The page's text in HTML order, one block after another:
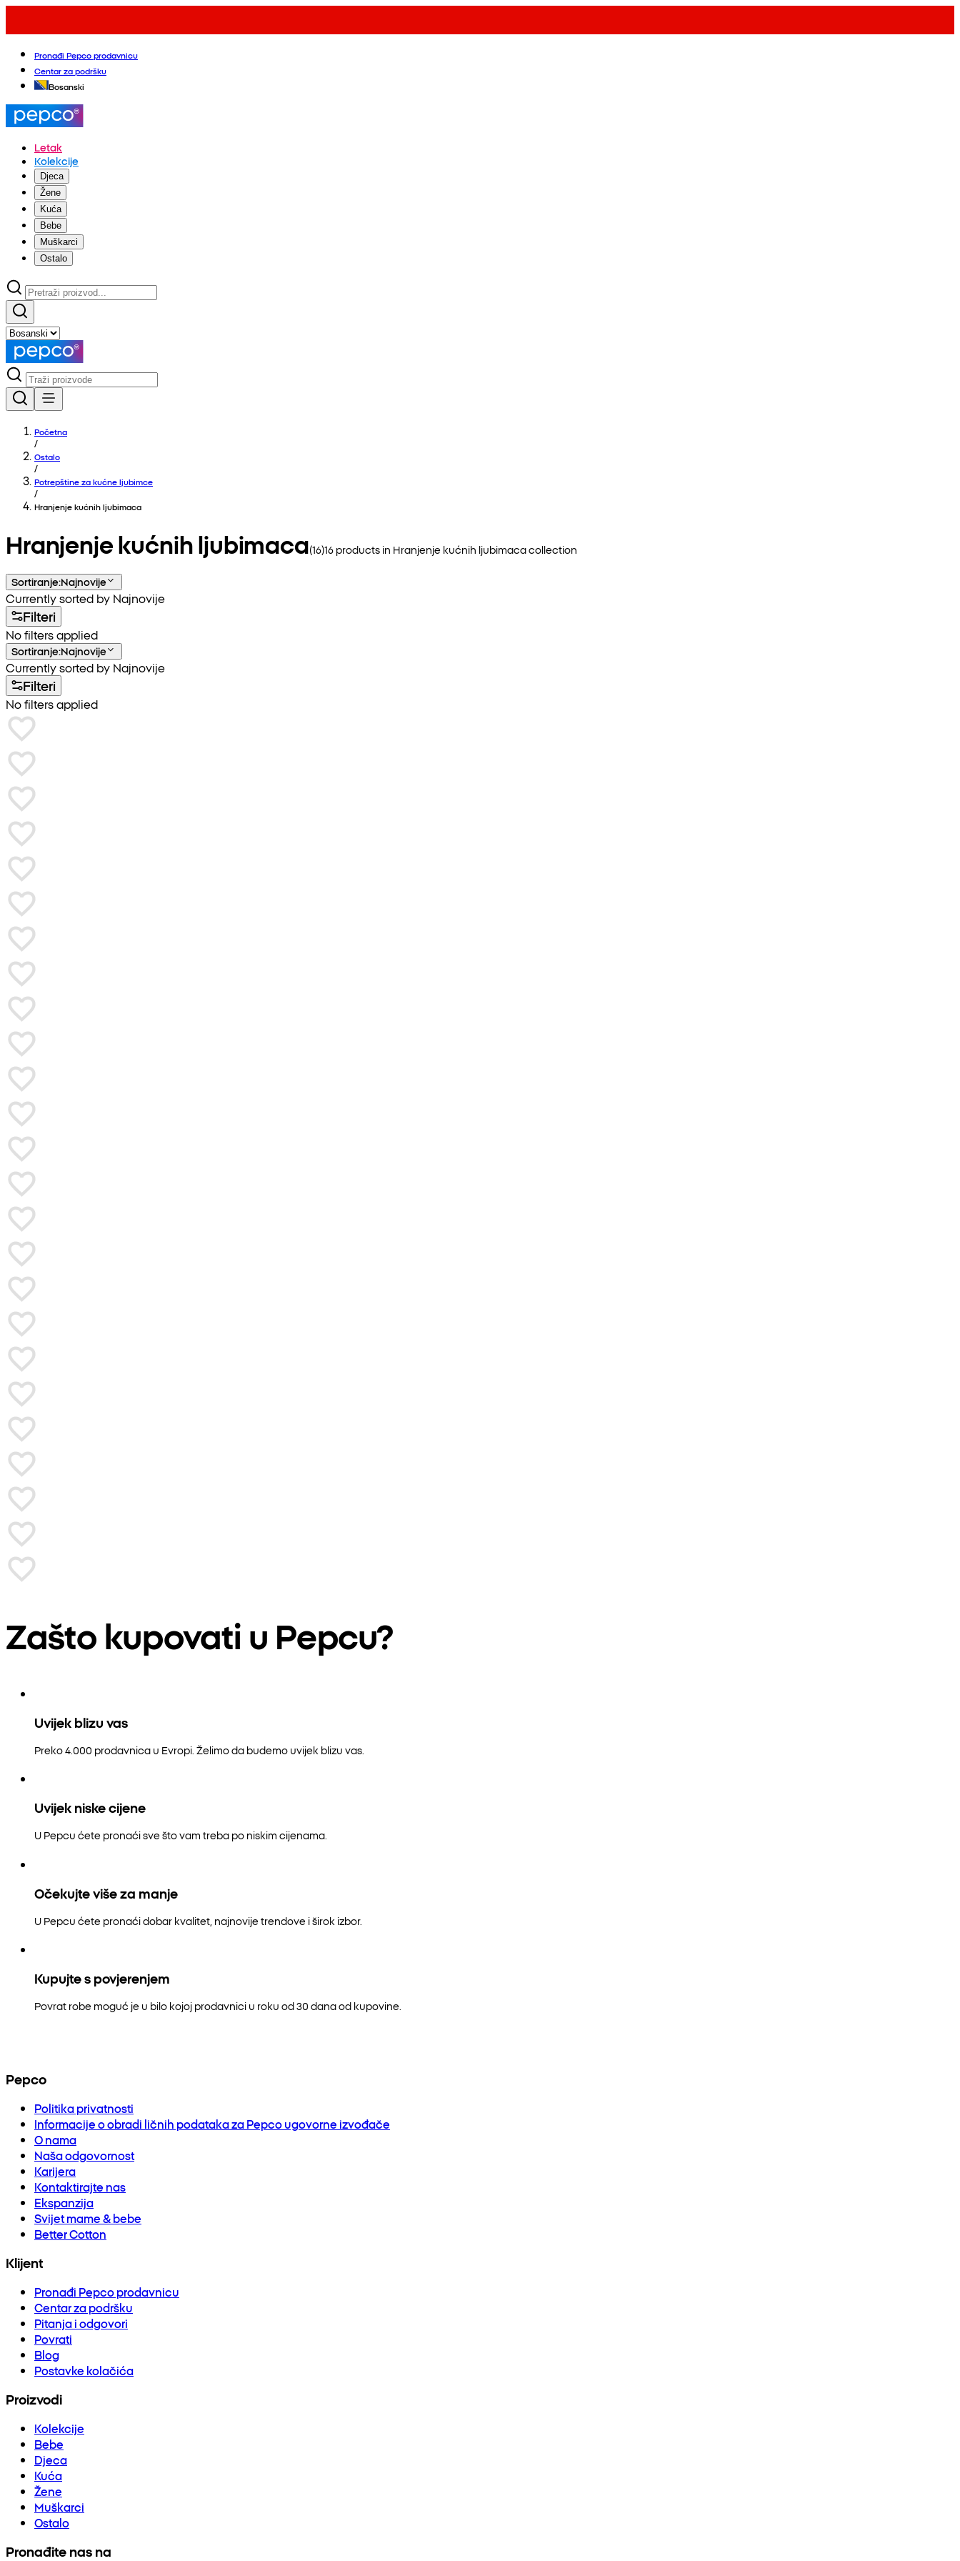
Pronađi Pepco prodavnicu
Centar za podršku
Bosanski
Letak
Kolekcije
Djeca
Žene
Kuća
Bebe
Muškarci
Ostalo
Početna
/
Ostalo
/
Potrepštine za kućne ljubimce
/
Hranjenje kućnih ljubimaca
Hranjenje kućnih ljubimaca(16)16products in Hranjenje kućnih ljubimacacollection
Sortiranje:Najnovije
Currently sorted by Najnovije
Filteri
No filters applied
Sortiranje:Najnovije
Currently sorted by Najnovije
Filteri
No filters applied
Zašto kupovati u Pepcu?
Uvijek blizu vas
Preko 4.000 prodavnica u Evropi. Želimo da budemo uvijek blizu vas.
Uvijek niske cijene
U Pepcu ćete pronaći sve što vam treba po niskim cijenama.
Očekujte više za manje
U Pepcu ćete pronaći dobar kvalitet, najnovije trendove i širok izbor.
Kupujte s povjerenjem
Povrat robe moguć je u bilo kojoj prodavnici u roku od 30 dana od kupovine.
Pepco
Politika privatnosti
Informacije o obradi ličnih podataka za Pepco ugovorne izvođače
O nama
Naša odgovornost
Karijera
Kontaktirajte nas
Ekspanzija
Svijet mame & bebe
Better Cotton
Klijent
Pronađi Pepco prodavnicu
Centar za podršku
Pitanja i odgovori
Povrati
Blog
Postavke kolačića
Proizvodi
Kolekcije
Bebe
Djeca
Kuća
Žene
Muškarci
Ostalo
Pronađite nas na